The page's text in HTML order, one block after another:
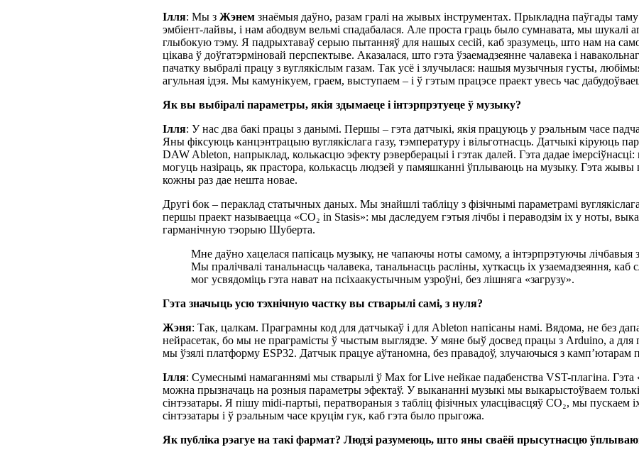
Ілля: Мы зЖэнем знаёмыя даўно, разам гралі на жывых інструментах. Прыкладна паўгады
эмбіент-лайвы, і нам абодвум вельмі спадабалася. Але проста граць было сумнавата, мы шукалі
глыбокую тэму. Я падрыхтаваў серыю пытанняў для нашых сесій, каб зразумець, што нам на
цікава ў доўгатэрміновай перспектыве. Аказалася, што гэта ўзаемадзеянне чалавека і
пачатку выбралі працу з вуглякіслым газам. Так усё і злучылася: нашыя музычныя густы, любімыя
агульная ідэя. Мы камунікуем, граем, выступаем – і ў гэтым працэсе праект увесь час
Як вы выбіралі параметры, якія здымаеце і інтэрпрэтуеце ў музыку?
Ілля: У нас два бакі працы з данымі. Першы – гэта датчыкі, якія працуюць у рэальным часе
Яны фіксуюць канцэнтрацыю вуглякіслага газу, тэмпературу і вільготнасць. Датчыкі кіруюць
DAW Ableton, напрыклад, колькасцю эфекту рэверберацыі і гэтак далей. Гэта дадае імерсіўнасці:
могуць назіраць, як прастора, колькасць людзей у памяшканні ўплываюць на музыку. Гэта жывы
кожны раз дае нешта новае.
Другі бок – пераклад статычных даных. Мы знайшлі табліцу з фізічнымі параметрамі
першы праект называецца «CO₂ in Stasis»: мы даследуем гэтыя лічбы і пераводзім іх у ноты,
гарманічную тэорыю Шуберта.
Мне даўно хацелася папісаць музыку, не чапаючы ноты самому, а інтэрпрэтуючы лічбавыя
Мы пралічвалі танальнасць чалавека, танальнасць расліны, хуткасць іх узаемадзеяння, каб
мог усвядоміць гэта нават на псіхаакустычным узроўні, без лішняга «загрузу».
Гэта значыць усю тэхнічную частку вы стварылі самі, з нуля?
Жэня: Так, цалкам. Праграмны код для датчыкаў і для Ableton напісаны намі. Вядома, не без
нейрасетак, бо мы не праграмісты ў чыстым выглядзе. У мяне быў досвед працы з Arduino, а для
мы ўзялі платформу ESP32. Датчык працуе аўтаномна, без правадоў, злучаючыся з камп’ютарам
Ілля: Сумеснымі намаганнямі мы стварылі ў Max for Live нейкае падабенства VST-плагіна. Гэта
можна прызначаць на розныя параметры эфектаў. У выкананні музыкі мы выкарыстоўваем
сінтэзатары. Я пішу midi-партыі, ператвораныя з табліц фізічных уласцівасцяў CO₂, мы пускаем
сінтэзатары і ў рэальным часе круцім гук, каб гэта было прыгожа.
Як публіка рэагуе на такі фармат? Людзі разумеюць, што яны сваёй прысутнасцю